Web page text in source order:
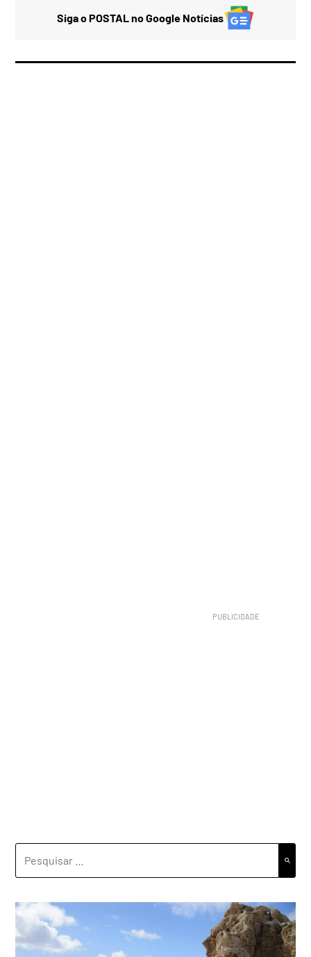
Siga o POSTAL no Google Notícias